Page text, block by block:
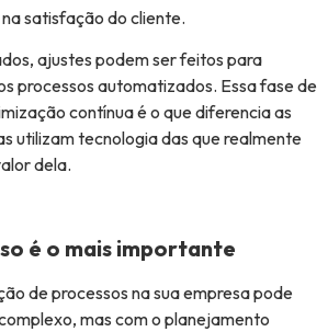
satisfação do cliente.
ajustes podem ser feitos para
processos automatizados. Essa fase de
contínua é o que diferencia as
utilizam tecnologia das que realmente
dela.
é o mais importante
de processos na sua empresa pode
mas com o planejamento